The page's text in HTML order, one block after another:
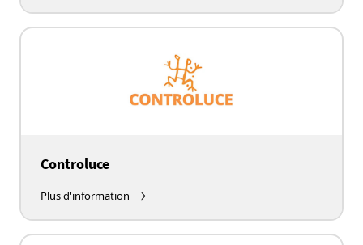
Controluce
Plus d'information